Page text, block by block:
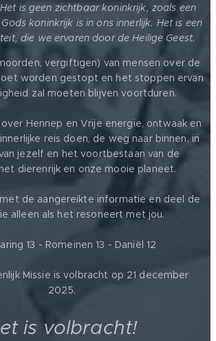
is geen zichtbaar koninkrijk, zoals een
koninkrijk is in ons innerlijk. Het is een
die we ervaren door de Heilige Geest.
vergiftigen) van mensen over de
worden gestopt en het stoppen ervan
zal moeten blijven voortduren.
Hennep en Vrije energie, ontwaak en
reis doen, de weg naar binnen, in
jezelf en het voortbestaan van de
dierenrijk en onze mooie planeet.
de aangereikte informatie en deel de
alleen als het resoneert met jou.
13 - Romeinen 13 - Daniël 12
Missie is volbracht op 21 december
2025.
is volbracht!